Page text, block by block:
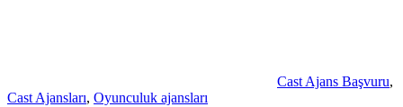
Cast Ajans Başvuru,
Cast Ajansları, Oyunculuk ajansları